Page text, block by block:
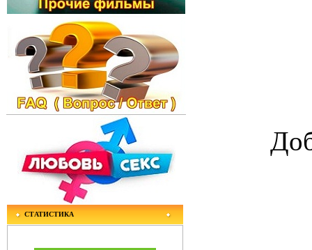
СТАТИСТИКА